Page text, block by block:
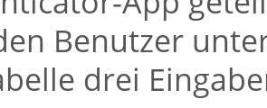
Benutzer
drei